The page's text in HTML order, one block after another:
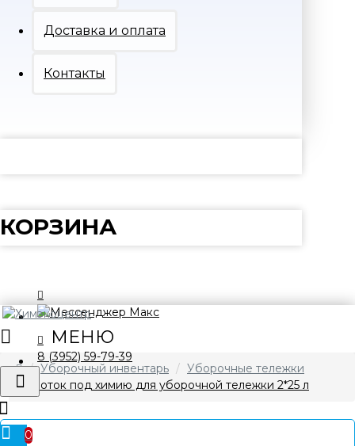
Доставка и оплата
Контакты
КОРЗИНА
8 (3952) 59-79-39
0
Уборочный инвентарь
Уборочные тележки
Лоток под химию для уборочной тележки 2*25 л